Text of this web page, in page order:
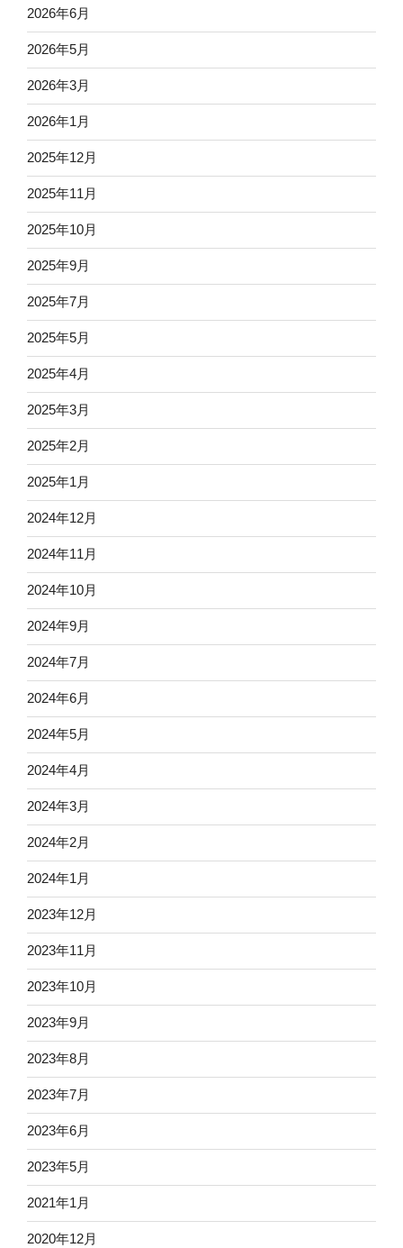
2026年6月
2026年5月
2026年3月
2026年1月
2025年12月
2025年11月
2025年10月
2025年9月
2025年7月
2025年5月
2025年4月
2025年3月
2025年2月
2025年1月
2024年12月
2024年11月
2024年10月
2024年9月
2024年7月
2024年6月
2024年5月
2024年4月
2024年3月
2024年2月
2024年1月
2023年12月
2023年11月
2023年10月
2023年9月
2023年8月
2023年7月
2023年6月
2023年5月
2021年1月
2020年12月